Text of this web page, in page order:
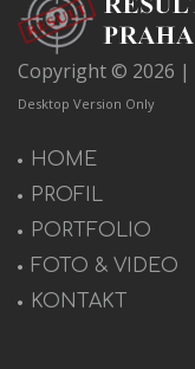
Copyright © 2026 |
Desktop Version Only
HOME
PROFIL
PORTFOLIO
FOTO & VIDEO
KONTAKT